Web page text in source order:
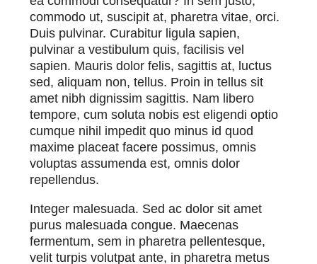
commodo ut, suscipit at, pharetra vitae, orci.
Duis pulvinar. Curabitur ligula sapien,
pulvinar a vestibulum quis, facilisis vel
sapien. Mauris dolor felis, sagittis at, luctus
sed, aliquam non, tellus. Proin in tellus sit
amet nibh dignissim sagittis. Nam libero
tempore, cum soluta nobis est eligendi optio
cumque nihil impedit quo minus id quod
maxime placeat facere possimus, omnis
voluptas assumenda est, omnis dolor
repellendus.
Integer malesuada. Sed ac dolor sit amet
purus malesuada congue. Maecenas
fermentum, sem in pharetra pellentesque,
velit turpis volutpat ante, in pharetra metus